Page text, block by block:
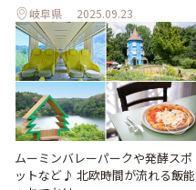
岐阜県 2025.09.23
ムーミンバレーパークや発酵スポ
ットなど♪ 北欧時間が流れる飯能